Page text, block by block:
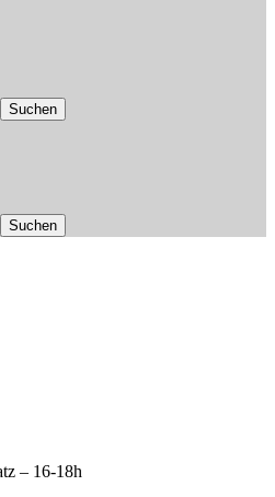
– 16-18h